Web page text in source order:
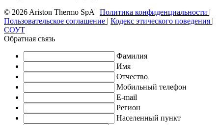
© 2026 Ariston Thermo SpA | Политика конфиденциальности |
Пользовательское соглашение | Кодекс этического поведения |
СОУТ
Обратная связь
Фамилия
Имя
Отчество
Мобильный телефон
E-mail
Регион
Населенный пункт